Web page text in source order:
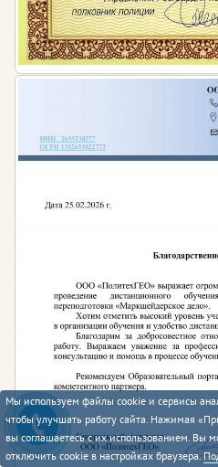
Штраф за
требований при
планировании,
экономическом
проектировании,
строительстве,
реконструкции,
вводе в
эксплуатацию,
эксплуатации
предприятий,
сооружений или
иных объектов
Для
От 20
Мы используем файлы cookie и сервисы
чтобы улучшать работу сайта. Нажимая
вы соглашаетесь с их использованием. Вы
отключить cookie в настройках браузера.